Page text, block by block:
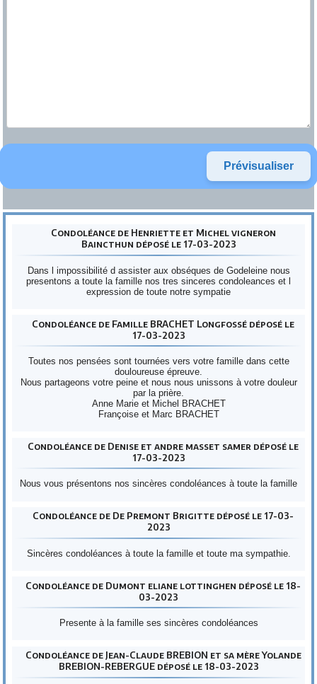
Condoléance de Henriette et Michel vigneron
Baincthun déposé le 17-03-2023
Dans l impossibilité d assister aux obséques de Godeleine nous
presentons a toute la famille nos tres sinceres condoleances et l
expression de toute notre sympatie
Condoléance de Famille BRACHET Longfossé déposé le
17-03-2023
Toutes nos pensées sont tournées vers votre famille dans cette
douloureuse épreuve.
Nous partageons votre peine et nous nous unissons à votre douleur
par la prière.
Anne Marie et Michel BRACHET
Françoise et Marc BRACHET
Condoléance de Denise et andre masset samer déposé le
17-03-2023
Nous vous présentons nos sincères condoléances à toute la famille
Condoléance de De Premont Brigitte déposé le 17-03-
2023
Sincères condoléances à toute la famille et toute ma sympathie.
Condoléance de Dumont eliane lottinghen déposé le 18-
03-2023
Presente à la famille ses sincères condoléances
Condoléance de Jean-Claude BREBION et sa mère Yolande
BREBION-REBERGUE déposé le 18-03-2023